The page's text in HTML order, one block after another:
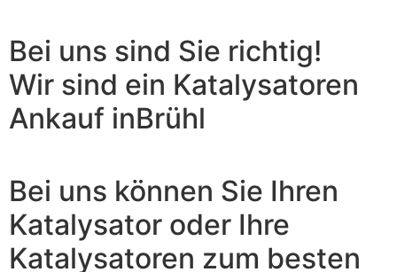
Bei uns sind Sie richtig!
Wir sind ein Katalysatoren
Ankauf inBrühl
Bei uns können Sie Ihren
Katalysator oder Ihre
Katalysatoren zum besten